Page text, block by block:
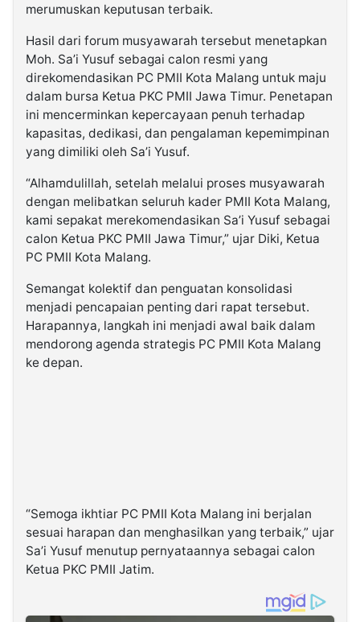
merumuskan keputusan terbaik.
Hasil dari forum musyawarah tersebut menetapkan
Moh. Sa’i Yusuf sebagai calon resmi yang
direkomendasikan PC PMII Kota Malang untuk maju
dalam bursa Ketua PKC PMII Jawa Timur. Penetapan
ini mencerminkan kepercayaan penuh terhadap
kapasitas, dedikasi, dan pengalaman kepemimpinan
yang dimiliki oleh Sa’i Yusuf.
“Alhamdulillah, setelah melalui proses musyawarah
dengan melibatkan seluruh kader PMII Kota Malang,
kami sepakat merekomendasikan Sa’i Yusuf sebagai
calon Ketua PKC PMII Jawa Timur,” ujar Diki, Ketua
PC PMII Kota Malang.
Semangat kolektif dan penguatan konsolidasi
menjadi pencapaian penting dari rapat tersebut.
Harapannya, langkah ini menjadi awal baik dalam
mendorong agenda strategis PC PMII Kota Malang
ke depan.
“Semoga ikhtiar PC PMII Kota Malang ini berjalan
sesuai harapan dan menghasilkan yang terbaik,” ujar
Sa’i Yusuf menutup pernyataannya sebagai calon
Ketua PKC PMII Jatim.